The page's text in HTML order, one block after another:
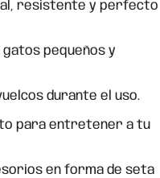
resistente y perfecto
gatos pequeños y
durante el uso.
para entretener a tu
en forma de seta